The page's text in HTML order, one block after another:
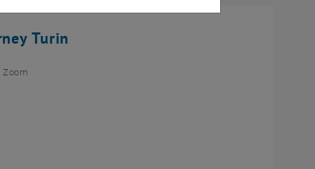
Turin
Zoom